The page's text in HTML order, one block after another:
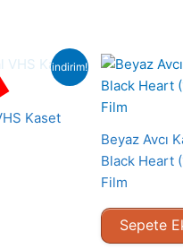
indirim!
Kaset
Beyaz Avcı
Black Heart
Film
Sepete